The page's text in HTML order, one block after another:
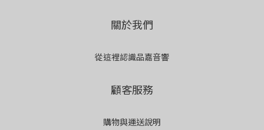
關於我們
從這裡認識品嘉音響
顧客服務
購物與運送說明